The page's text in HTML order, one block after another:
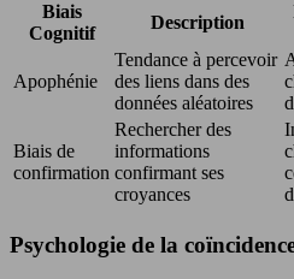
Biais
Cognitif
Description
Apophénie
Tendance à percevoir
des liens dans des
données aléatoires
Biais de
confirmation
Rechercher des
informations
confirmant ses
croyances
Psychologie de la